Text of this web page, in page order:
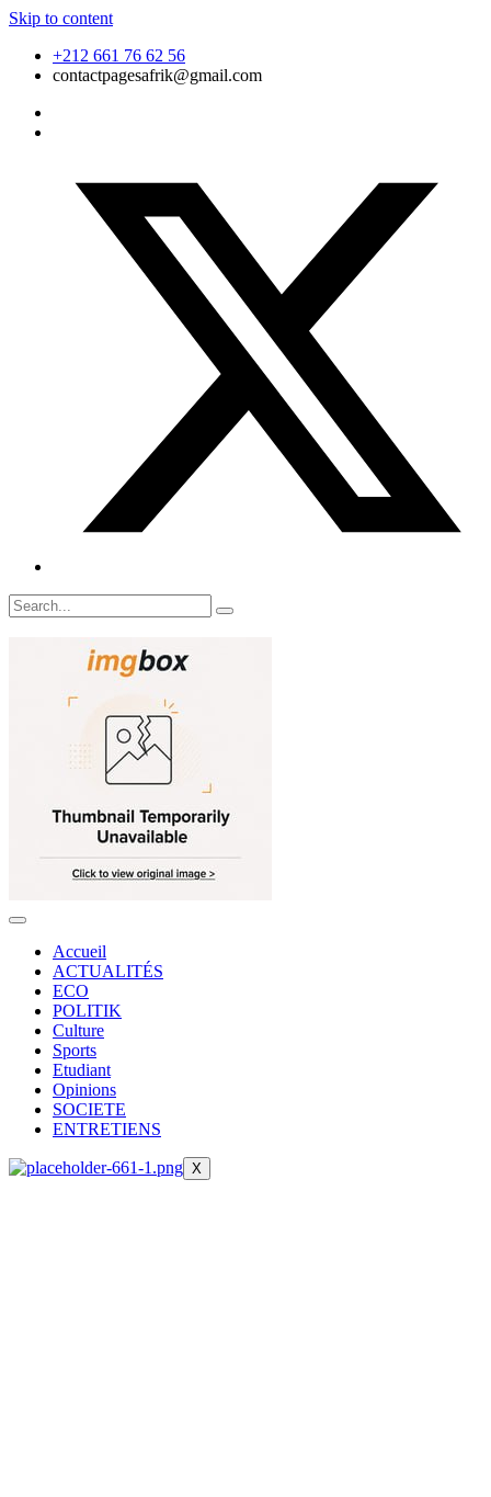
Skip to content
+212 661 76 62 56
contactpagesafrik@gmail.com
Accueil
ACTUALITÉS
ECO
POLITIK
Culture
Sports
Etudiant
Opinions
SOCIETE
ENTRETIENS
X